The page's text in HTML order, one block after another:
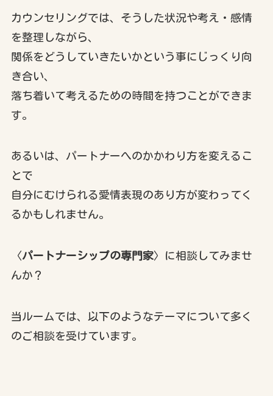
カウンセリングでは、そうした状況や考え・感情
を整理しながら、
関係をどうしていきたいかという事にじっくり向
き合い、
落ち着いて考えるための時間を持つことができま
す。
あるいは、パートナーへのかかわり方を変えるこ
とで
自分にむけられる愛情表現のあり方が変わってく
るかもしれません。
〈パートナーシップの専門家〉に相談してみませ
んか？
当ルームでは、以下のようなテーマについて多く
のご相談を受けています。